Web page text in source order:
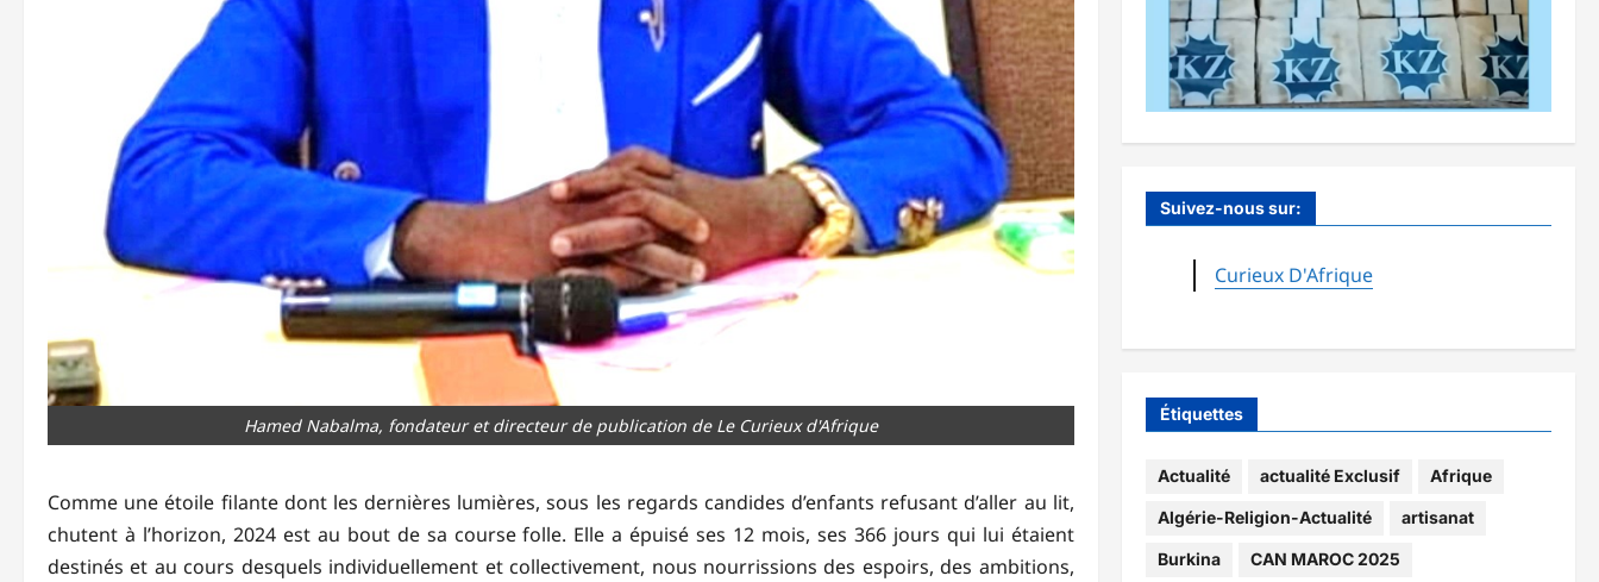
Hamed Nabalma, fondateur et directeur de publication de Le Curieux d'Afrique
Comme une étoile filante dont les dernières lumières, sous les regards candides d’enfants refusant d’aller au lit,
chutent à l’horizon, 2024 est au bout de sa course folle. Elle a épuisé ses 12 mois, ses 366 jours qui lui étaient
destinés et au cours desquels individuellement et collectivement, nous nourrissions des espoirs, des ambitions,
Suivez-nous sur:
Curieux D'Afrique
Étiquettes
Actualité actualité Exclusif Afrique
Algérie-Religion-Actualité artisanat
Burkina CAN MAROC 2025